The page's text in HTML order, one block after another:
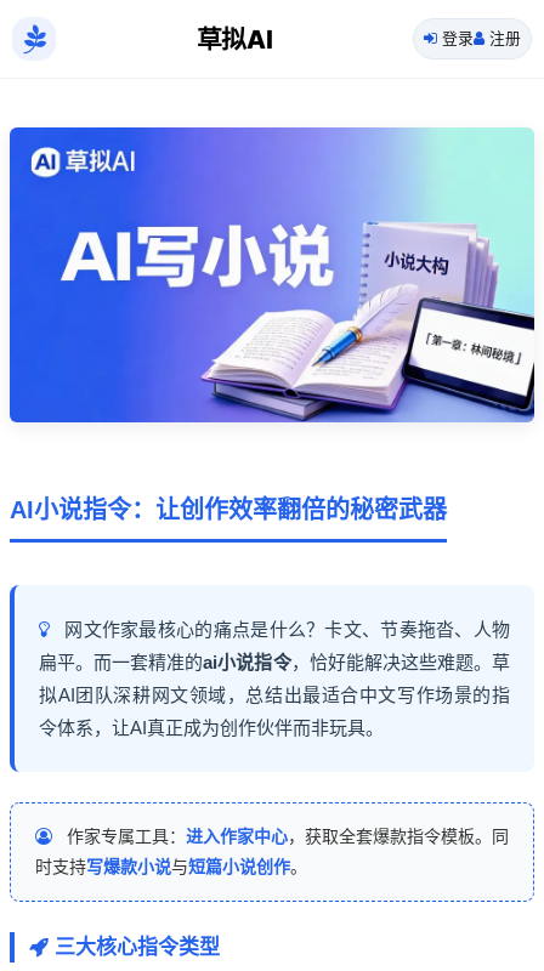
草拟AI 登录 注册
AI小说指令：让创作效率翻倍的秘密武器
网文作家最核心的痛点是什么？卡文、节奏拖沓、人物
扁平。而一套精准的ai小说指令，恰好能解决这些难题。草
拟AI团队深耕网文领域，总结出最适合中文写作场景的指
令体系，让AI真正成为创作伙伴而非玩具。
作家专属工具： 进入作家中心，获取全套爆款指令模板。同
时支持写爆款小说与短篇小说创作。
三大核心指令类型